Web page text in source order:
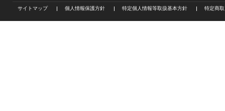
サイトマップ 個人情報保護方針 特定個人情報等取扱基本方針 特定商